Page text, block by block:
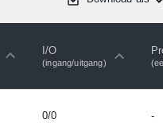
I/O
(ingang/uitgang)
0/0 -